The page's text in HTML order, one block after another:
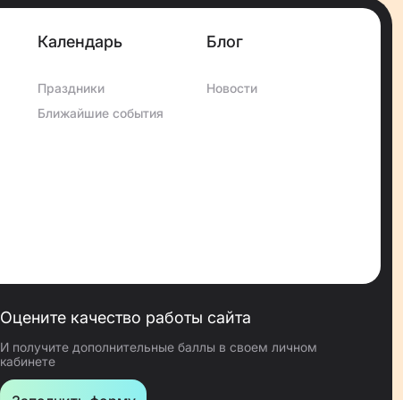
Календарь
Праздники
Ближайшие события
Блог
Новости
Оцените качество работы сайта
И получите дополнительные баллы в своем личном
кабинете